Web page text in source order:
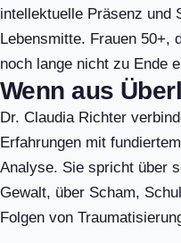
intellektuelle Präsenz und
Lebensmitte. Frauen 50+,
noch lange nicht zu Ende
Wenn aus
Dr. Claudia Richter
Erfahrungen mit
Analyse. Sie spricht über
Gewalt, über Scham,
Folgen von